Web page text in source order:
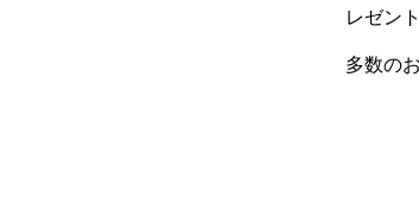
レゼン
多数の